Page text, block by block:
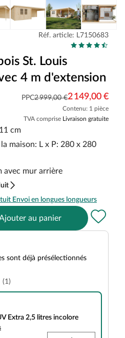
Réf. article: L7150683
St. Louis
4 m d'extension
PPC2 999,00 €2 149,00 €
Contenu: 1 pièce
TVA comprise Livraison gratuite
cm
maison: L x P: 280 x 280
avec mur arrière
Envoi en longues longueurs
au panier
sont déjà présélectionnés
(1)
Extra 2,5 litres incolore